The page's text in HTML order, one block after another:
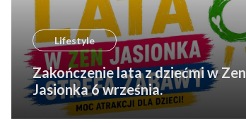
Lifestyle
Zakończenie lata z dziećmi w Zen
Jasionka 6 września.